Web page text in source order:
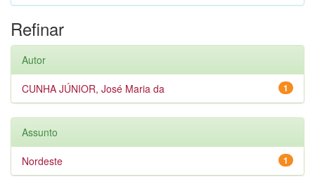
Refinar
Autor
1
CUNHA JÚNIOR, José Maria da
Assunto
1
Nordeste